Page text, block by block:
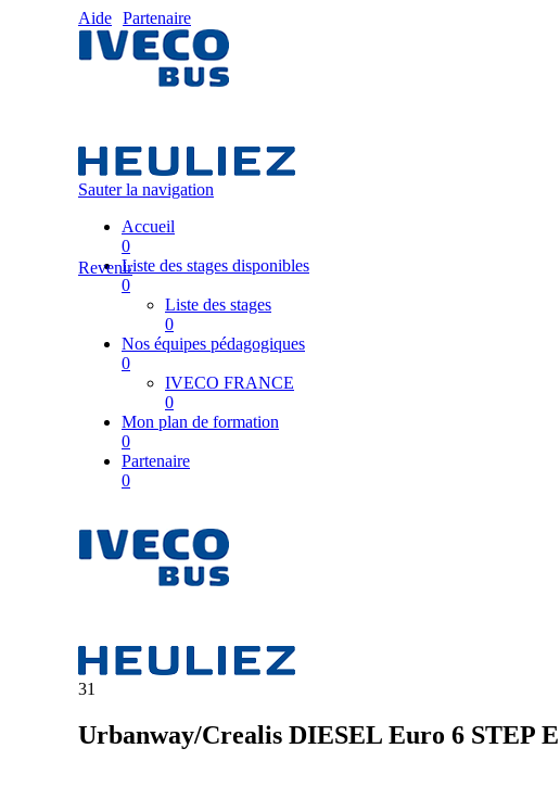
Aide Partenaire
Sauter la navigation
Accueil
0
Liste des stages disponibles
0
Liste des stages
0
Nos équipes pédagogiques
0
IVECO FRANCE
0
Mon plan de formation
0
Partenaire
0
31
Urbanway/Crealis DIESEL Euro 6 STEP E
Revenir